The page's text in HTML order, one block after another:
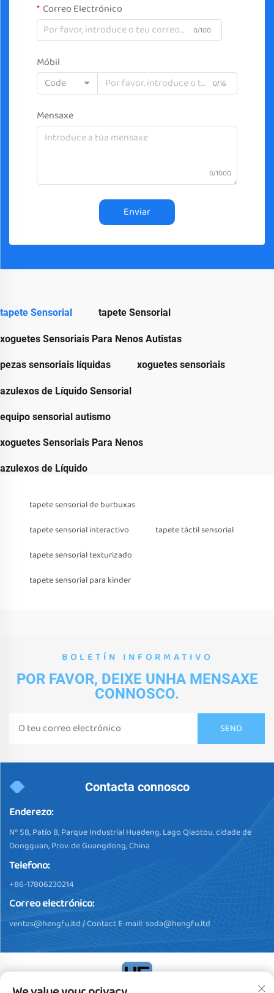
Correo Electrónico
0/100
Móbil
Code
0/16
Mensaxe
0/1000
Enviar
tapete Sensorial tapete Sensorial
xoguetes Sensoriais Para Nenos Autistas
pezas sensoriais líquidas xoguetes sensoriais
azulexos de Líquido Sensorial
equipo sensorial autismo
xoguetes Sensoriais Para Nenos
azulexos de Líquido
tapete sensorial de burbuxas
tapete sensorial interactivo
tapete táctil sensorial
tapete sensorial texturizado
tapete sensorial para kinder
BOLETÍN INFORMATIVO
POR FAVOR, DEIXE UNHA MENSAXE
CONNOSCO.
Contacta connosco
Enderezo:
Nº 58, Patío 8, Parque Industrial Huadeng, Lago Qiaotou, cidade de
Dongguan, Prov. de Guangdong, China
Telefono:
+86-17806230214
Correo electrónico:
ventas@hengfu.ltd/ Contact E-maill:soda@hengfu.ltd